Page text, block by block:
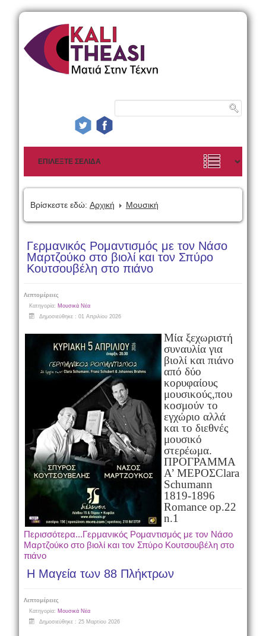
Βρίσκεστε εδώ: Αρχική Μουσική
Γερμανικός Ρομαντισμός με τον Νάσο
Μαρτζούκο στο βιολί και τον Σπύρο
Κουτσουβέλη στο πιάνο
Λεπτομέρειες
Κατηγορία: Μουσικά Νέα
Δημοσιεύθηκε : 01 Απριλίου 2026
Μία ξεχωριστή
συναυλία για
βιολί και πιάνο
από δύο
κορυφαίους
μουσικούς,που
κοσμούν το
εγχώριο αλλά
και το διεθνές
μουσικό
στερέωμα.
ΠΡΟΓΡΑΜΜΑ
Α’ ΜΕΡΟΣClara
Schumann
1819-1896
Romance op.22
n.1
Περισσότερα...Γερμανικός Ρομαντισμός με τον Νάσο
Μαρτζούκο στο βιολί και τον Σπύρο Κουτσουβέλη στο
πιάνο
Η Μαγεία των 88 Πλήκτρων
Λεπτομέρειες
Κατηγορία: Μουσικά Νέα
Δημοσιεύθηκε : 25 Μαρτίου 2026